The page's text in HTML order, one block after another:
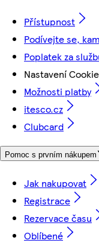
Přístupnost
Podívejte se,
Poplatek za
Nastavení
Možnosti platby
itesco.cz
Clubcard
Pomoc s prvním nákupem
Jak nakupovat
Registrace
Rezervace času
Oblíbené